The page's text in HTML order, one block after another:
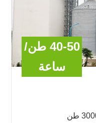
40-50 طن/
ساعة